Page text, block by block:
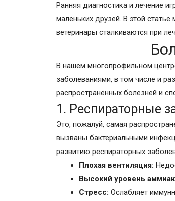
Ранняя диагностика и лечение
маленьких друзей. В этой
ветеринары сталкиваются при
В нашем многопрофильном
заболеваниями, в том числе и
распространённых болезней и
1. Респираторные
Это, пожалуй, самая
вызваны бактериальными
развитию респираторных
Плохая вентиляция:
Высокий уровень
Стресс: Ослабляет